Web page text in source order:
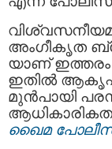
അംഗീകൃത
യാണ്
ഇതിൽ
മുൻപായി
ഖൈമ